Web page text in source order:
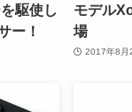
駆使し
ー！
モデル
場
2017年8月